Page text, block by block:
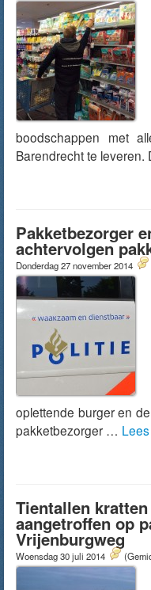
boodschappen met
Barendrecht te leveren.
Pakketbezorger
achtervolgen
Donderdag 27 november 2014
oplettende burger en
pakketbezorger …
Tientallen
aangetroffen op
Vrijenburgweg
Woensdag 30 juli 2014